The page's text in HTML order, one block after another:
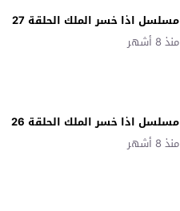
مسلسل اذا خسر الملك الحلقة 27
منذ 8 أشهر
مسلسل اذا خسر الملك الحلقة 26
منذ 8 أشهر